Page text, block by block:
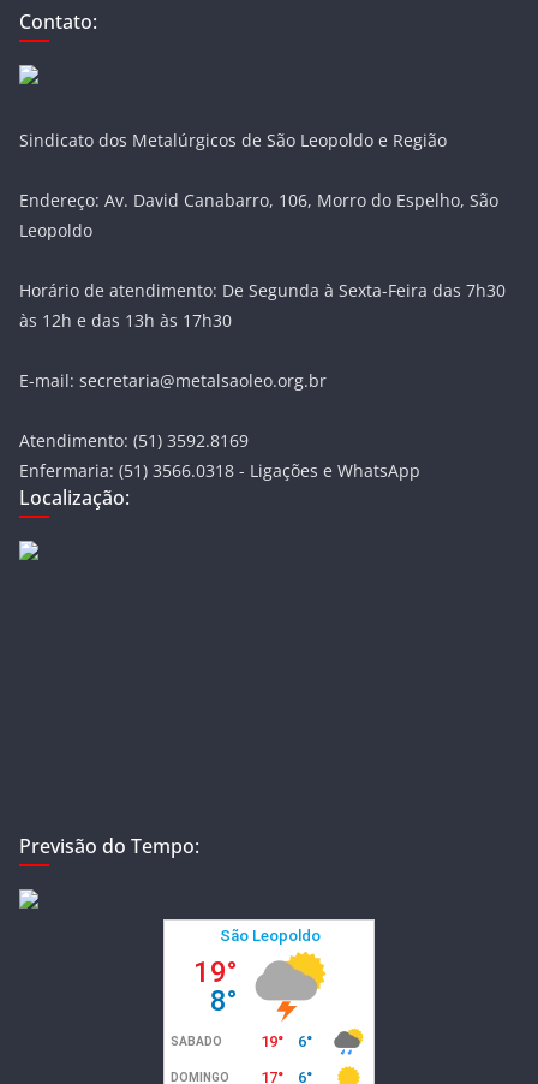
Contato:
Sindicato dos Metalúrgicos de São Leopoldo e Região
Endereço: Av. David Canabarro, 106, Morro do Espelho, São
Leopoldo
Horário de atendimento: De Segunda à Sexta-Feira das 7h30
às 12h e das 13h às 17h30
E-mail: secretaria@metalsaoleo.org.br
Atendimento: (51) 3592.8169
Enfermaria: (51) 3566.0318 - Ligações e WhatsApp
Localização:
Previsão do Tempo: